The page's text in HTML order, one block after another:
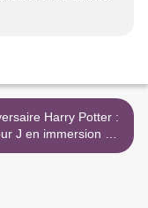
Harry Potter :
J en immersion à
Poudlard >